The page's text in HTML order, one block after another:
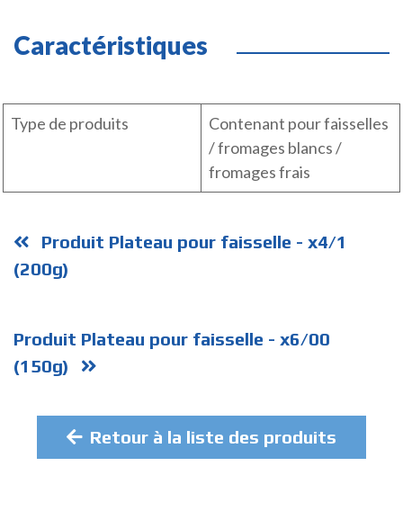
Caractéristiques
Type de produits
Contenant pour faisselles
/ fromages blancs /
fromages frais
Produit Plateau pour faisselle - x4/1
(200g)
Produit Plateau pour faisselle - x6/00
(150g)
Retour à la liste des produits